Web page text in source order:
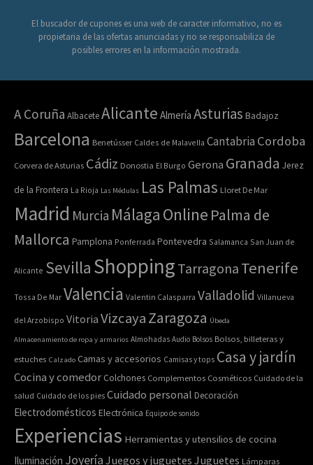
El buscador de cupones es una web de caracter informativo, no es
propietaria de las ofertas anunciadas y no se responsabiliza de
posibles errores en la información mostrada.
A Coruña AlbaceteAlicante Almería Asturias Badajoz
Barcelona Benetússer Caldes de Malavella Cantabria Cordoba
Corvera de Asturias Cádiz Donostia El Burgo Gerona Granada Jerez
de la Frontera La Rioja Las Médulas Las Palmas Lloret De Mar
Madrid Murcia Málaga Online Palma de
Mallorca Pamplona Ponferrada Pontevedra Salamanca San Juan de
Alicante Sevilla Shopping Tarragona Tenerife
Tossa De Mar Valencia Valentin Calasparra Valladolid Villanueva
del Arzobispo Vitoria VizcayaZaragoza Úbeda
Almacenamiento de ropa y armarios Almohadas Audio Bolsos Bolsos, billeteras y
estuches Calzado Camas y accesorios Camisas y tops Casa y jardín
Cocina y comedor Colchones Complementos Cosméticos Cuidado de la
salud Cuidado de los pies Cuidado personal Decoración
Electrodomésticos Electrónica Equipo de sonido
Experiencias Herramientas y utensilios de cocina
Iluminación Joyería Juegos y juguetes Juguetes Lámparas